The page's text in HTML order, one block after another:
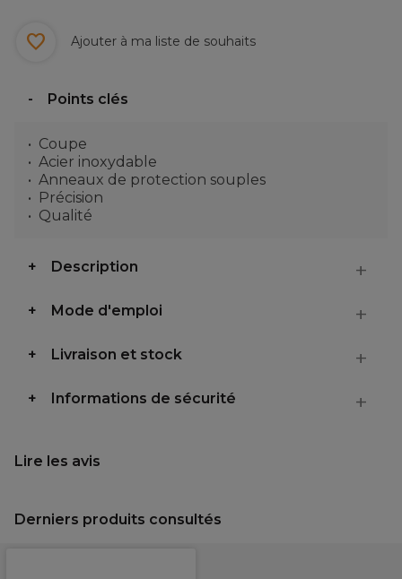
Ajouter à ma liste de souhaits
Points clés
Coupe
Acier inoxydable
Anneaux de protection souples
Précision
Qualité
Description
Mode d'emploi
Livraison et stock
Informations de sécurité
Lire les avis
Derniers produits consultés